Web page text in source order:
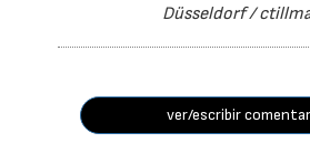
Düsseldorf /
ver/escribir